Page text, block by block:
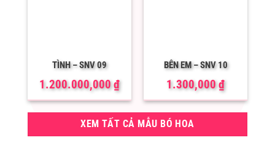
TÌNH – SNV 09
1.200.000,000₫
BÊN EM – SNV 10
1.300,000₫
XEM TẤT CẢ MẪU BÓ HOA